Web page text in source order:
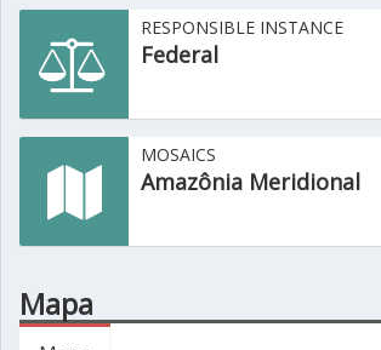
RESPONSIBLE INSTANCE
Federal
MOSAICS
Amazônia Meridional
Mapa